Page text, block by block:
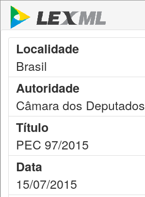
Localidade
Brasil
Autoridade
Câmara dos Deputados
Título
PEC 97/2015
Data
15/07/2015